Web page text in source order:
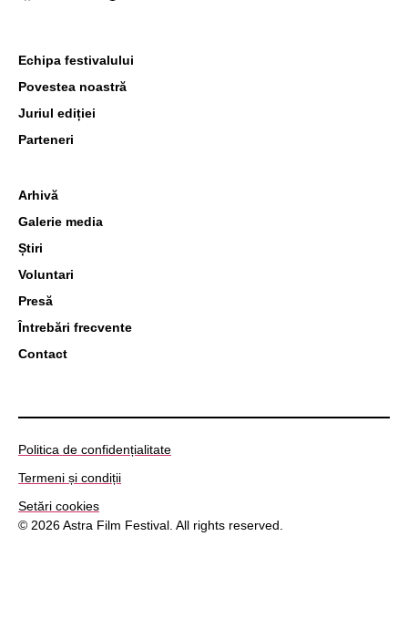
Arhivă
Galerie media
Știri
Voluntari
Presă
Întrebări frecvente
Contact
Echipa festivalului
Povestea noastră
Juriul ediției
Parteneri
Politica de confidențialitate
Termeni și condiții
Setări cookies
© 2026 Astra Film Festival. All rights reserved.